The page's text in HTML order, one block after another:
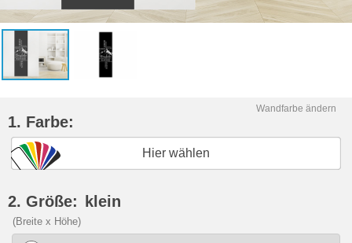
Wandfarbe ändern
1. Farbe:
Hier wählen
2. Größe: klein
(Breite x Höhe)